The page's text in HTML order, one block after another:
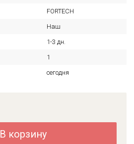
FORTECH
Наш
1-3 дн.
1
сегодня
В корзину